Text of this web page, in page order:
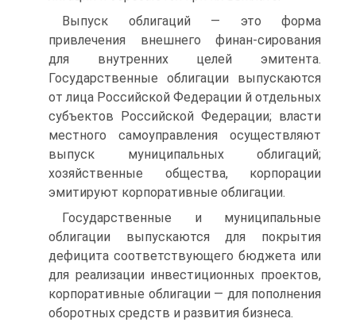
Выпуск облигаций — это форма
привлечения внешнего финан-сирования
для внутренних целей эмитента.
Государственные облигации выпускаются
от лица Российской Федерации й отдельных
субъектов Российской Федерации; власти
местного самоуправления осуществляют
выпуск муниципальных облигаций;
хозяйственные общества, корпорации
эмитируют корпоративные облигации.
Государственные и муниципальные
облигации выпускаются для покрытия
дефицита соответствующего бюджета или
для реализации инвестиционных проектов,
корпоративные облигации — для пополнения
оборотных средств и развития бизнеса.